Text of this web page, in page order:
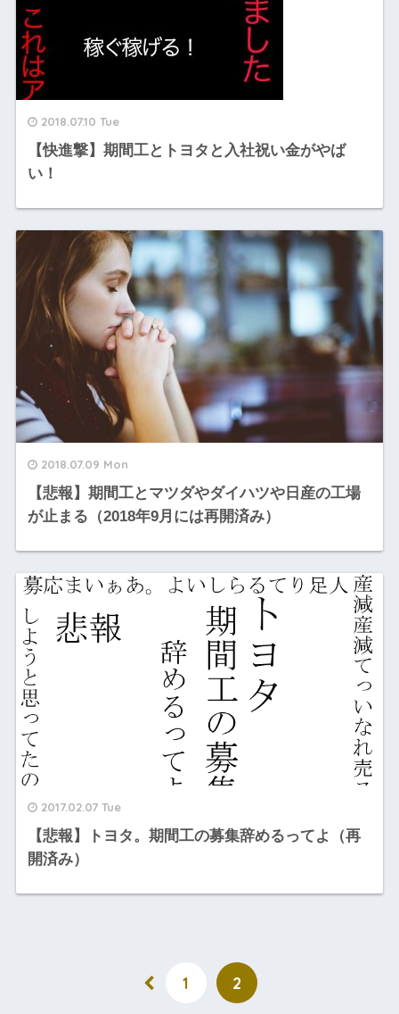
2018.07.10 Tue
【快進撃】期間工とトヨタと入社祝い金がやば
い！
2018.07.09 Mon
【悲報】期間工とマツダやダイハツや日産の工場
が止まる（2018年9月には再開済み）
2017.02.07 Tue
【悲報】トヨタ。期間工の募集辞めるってよ（再
開済み）
1 2